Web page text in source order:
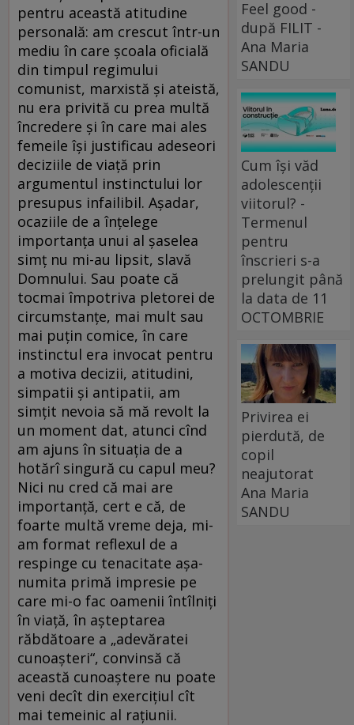
pentru această atitudine
personală: am crescut într-un
mediu în care școala oficială
din timpul regimului
comunist, marxistă și ateistă,
nu era privită cu prea multă
încredere și în care mai ales
femeile își justificau adeseori
deciziile de viață prin
argumentul instinctului lor
presupus infailibil. Așadar,
ocaziile de a înțelege
importanța unui al șaselea
simț nu mi-au lipsit, slavă
Domnului. Sau poate că
tocmai împotriva pletorei de
circumstanțe, mai mult sau
mai puțin comice, în care
instinctul era invocat pentru
a motiva decizii, atitudini,
simpatii și antipatii, am
simțit nevoia să mă revolt la
un moment dat, atunci cînd
am ajuns în situația de a
hotărî singură cu capul meu?
Nici nu cred că mai are
importanță, cert e că, de
foarte multă vreme deja, mi-
am format reflexul de a
respinge cu tenacitate așa-
numita primă impresie pe
care mi-o fac oamenii întîlniți
în viață, în așteptarea
răbdătoare a „adevăratei
cunoașteri“, convinsă că
această cunoaștere nu poate
veni decît din exercițiul cît
mai temeinic al rațiunii.
Feel good -
după FILIT -
Ana Maria
SANDU
Cum își văd
adolescenții
viitorul? -
Termenul
pentru
înscrieri s-a
prelungit până
la data de 11
OCTOMBRIE
Privirea ei
pierdută, de
copil
neajutorat
Ana Maria
SANDU